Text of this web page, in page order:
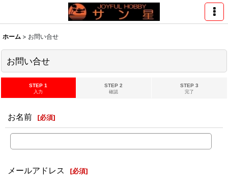
ホーム > お問い合せ
お問い合せ
STEP 1
入力
STEP 2
確認
STEP 3
完了
お名前 [必須]
メールアドレス [必須]